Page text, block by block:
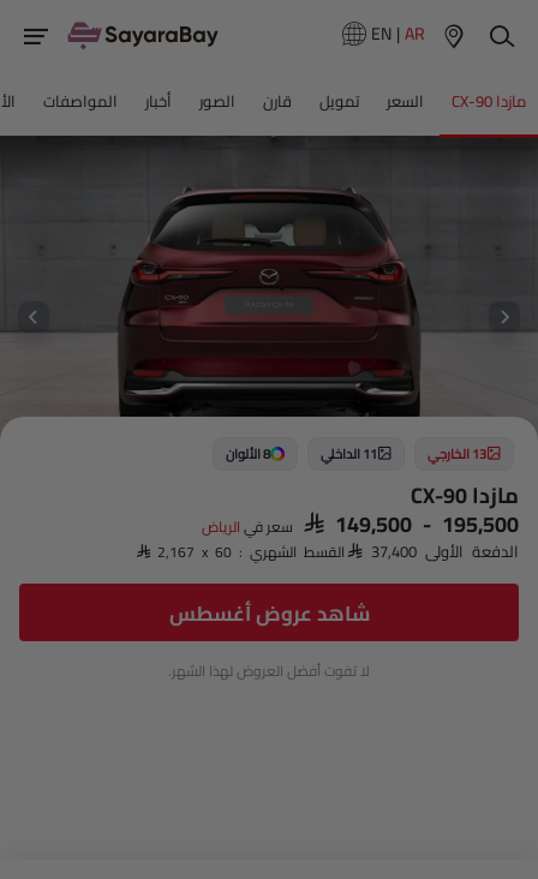
EN|AR
مازدا CX-90 السعر تمويل قارن الصور أخبار المواصفات
13 الخارجي 11 الداخلي 8 الألوان
مازدا CX-90
SAR 149,500 - 195,500 سعر فيالرياض‎
الدفعة الأولى SAR 37,400 القسط الشهري : SAR 2,167 x 60
شاهد عروض أغسطس
لا تفوت أفضل العروض لهذا الشهر.